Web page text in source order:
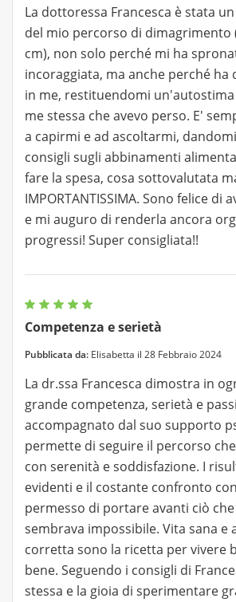
La dottoressa Francesca è stata
del mio percorso di dimagrimento
cm), non solo perché mi ha
incoraggiata, ma anche perché ha
in me, restituendomi
me stessa che avevo perso. E'
a capirmi e ad ascoltarmi,
consigli sugli abbinamenti
fare la spesa, cosa sottovalutata
IMPORTANTISSIMA. Sono felice di
e mi auguro di renderla ancora
progressi! Super consigliata!!
Competenza e serietà
Pubblicata da: Elisabetta il 28 Febbraio 2024
La dr.ssa Francesca dimostra in
grande competenza, serietà e
accompagnato dal suo supporto
permette di seguire il percorso
con serenità e soddisfazione. I
evidenti e il costante confronto
permesso di portare avanti ciò
sembrava impossibile. Vita sana e
corretta sono la ricetta per vivere
bene. Seguendo i consigli di
stessa e la gioia di sperimentare